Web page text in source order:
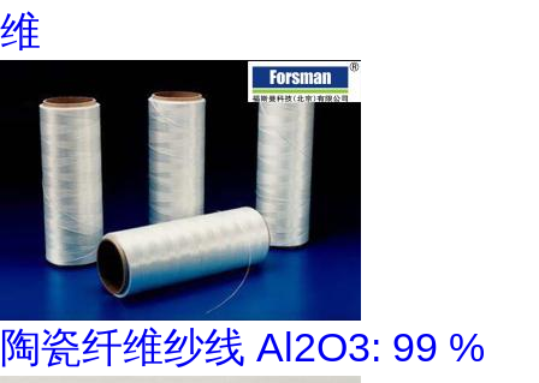
维
陶瓷纤维纱线 Al2O3: 99 %